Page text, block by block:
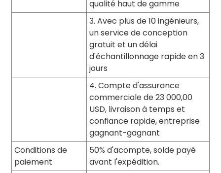
qualité haut de gamme
3. Avec plus de 10 ingénieurs,
un service de conception
gratuit et un délai
d'échantillonnage rapide en 3
jours
4. Compte d'assurance
commerciale de 23 000,00
USD, livraison à temps et
confiance rapide, entreprise
gagnant-gagnant
Conditions de
paiement
50% d'acompte, solde payé
avant l'expédition.